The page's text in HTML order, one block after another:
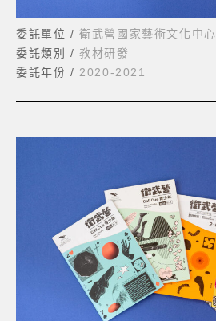
委託單位 /衛武營國家藝術文化中心
委託類別 /教材研發
委託年份 /2020-2021